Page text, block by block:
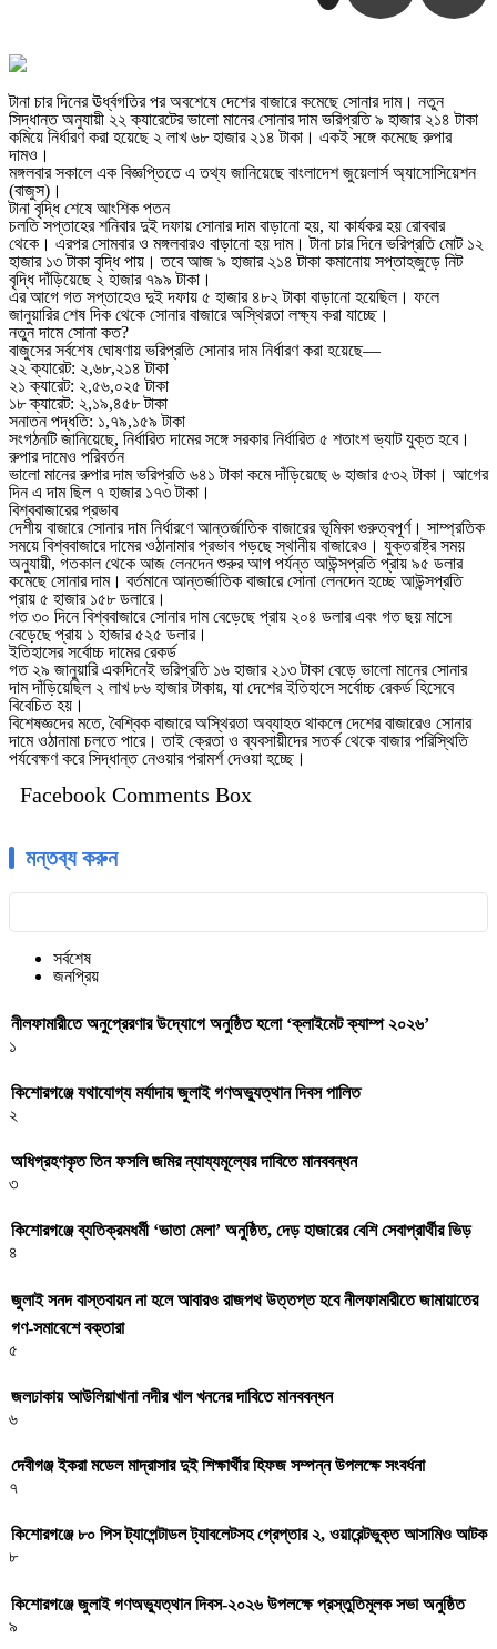
টানা চার দিনের ঊর্ধ্বগতির পর অবশেষে দেশের বাজারে কমেছে সোনার দাম। নতুন
সিদ্ধান্ত অনুযায়ী ২২ ক্যারেটের ভালো মানের সোনার দাম ভরিপ্রতি ৯ হাজার ২১৪ টাকা
কমিয়ে নির্ধারণ করা হয়েছে ২ লাখ ৬৮ হাজার ২১৪ টাকা। একই সঙ্গে কমেছে রুপার
দামও।
মঙ্গলবার সকালে এক বিজ্ঞপ্তিতে এ তথ্য জানিয়েছে বাংলাদেশ জুয়েলার্স অ্যাসোসিয়েশন
(বাজুস)।
টানা বৃদ্ধি শেষে আংশিক পতন
চলতি সপ্তাহের শনিবার দুই দফায় সোনার দাম বাড়ানো হয়, যা কার্যকর হয় রোববার
থেকে। এরপর সোমবার ও মঙ্গলবারও বাড়ানো হয় দাম। টানা চার দিনে ভরিপ্রতি মোট ১২
হাজার ১৩ টাকা বৃদ্ধি পায়। তবে আজ ৯ হাজার ২১৪ টাকা কমানোয় সপ্তাহজুড়ে নিট
বৃদ্ধি দাঁড়িয়েছে ২ হাজার ৭৯৯ টাকা।
এর আগে গত সপ্তাহেও দুই দফায় ৫ হাজার ৪৮২ টাকা বাড়ানো হয়েছিল। ফলে
জানুয়ারির শেষ দিক থেকে সোনার বাজারে অস্থিরতা লক্ষ্য করা যাচ্ছে।
নতুন দামে সোনা কত?
বাজুসের সর্বশেষ ঘোষণায় ভরিপ্রতি সোনার দাম নির্ধারণ করা হয়েছে—
২২ ক্যারেট: ২,৬৮,২১৪ টাকা
২১ ক্যারেট: ২,৫৬,০২৫ টাকা
১৮ ক্যারেট: ২,১৯,৪৫৮ টাকা
সনাতন পদ্ধতি: ১,৭৯,১৫৯ টাকা
সংগঠনটি জানিয়েছে, নির্ধারিত দামের সঙ্গে সরকার নির্ধারিত ৫ শতাংশ ভ্যাট যুক্ত হবে।
রুপার দামেও পরিবর্তন
ভালো মানের রুপার দাম ভরিপ্রতি ৬৪১ টাকা কমে দাঁড়িয়েছে ৬ হাজার ৫৩২ টাকা। আগের
দিন এ দাম ছিল ৭ হাজার ১৭৩ টাকা।
বিশ্ববাজারের প্রভাব
দেশীয় বাজারে সোনার দাম নির্ধারণে আন্তর্জাতিক বাজারের ভূমিকা গুরুত্বপূর্ণ। সাম্প্রতিক
সময়ে বিশ্ববাজারে দামের ওঠানামার প্রভাব পড়ছে স্থানীয় বাজারেও। যুক্তরাষ্ট্র সময়
অনুযায়ী, গতকাল থেকে আজ লেনদেন শুরুর আগ পর্যন্ত আউন্সপ্রতি প্রায় ৯৫ ডলার
কমেছে সোনার দাম। বর্তমানে আন্তর্জাতিক বাজারে সোনা লেনদেন হচ্ছে আউন্সপ্রতি
প্রায় ৫ হাজার ১৫৮ ডলারে।
গত ৩০ দিনে বিশ্ববাজারে সোনার দাম বেড়েছে প্রায় ২০৪ ডলার এবং গত ছয় মাসে
বেড়েছে প্রায় ১ হাজার ৫২৫ ডলার।
ইতিহাসের সর্বোচ্চ দামের রেকর্ড
গত ২৯ জানুয়ারি একদিনেই ভরিপ্রতি ১৬ হাজার ২১৩ টাকা বেড়ে ভালো মানের সোনার
দাম দাঁড়িয়েছিল ২ লাখ ৮৬ হাজার টাকায়, যা দেশের ইতিহাসে সর্বোচ্চ রেকর্ড হিসেবে
বিবেচিত হয়।
বিশেষজ্ঞদের মতে, বৈশ্বিক বাজারে অস্থিরতা অব্যাহত থাকলে দেশের বাজারেও সোনার
দামে ওঠানামা চলতে পারে। তাই ক্রেতা ও ব্যবসায়ীদের সতর্ক থেকে বাজার পরিস্থিতি
পর্যবেক্ষণ করে সিদ্ধান্ত নেওয়ার পরামর্শ দেওয়া হচ্ছে।
Facebook Comments Box
মন্তব্য করুন
সর্বশেষ
জনপ্রিয়
নীলফামারীতে অনুপ্রেরণার উদ্যোগে অনুষ্ঠিত হলো ‘ক্লাইমেট ক্যাম্প ২০২৬’
১
কিশোরগঞ্জে যথাযোগ্য মর্যাদায় জুলাই গণঅভ্যুত্থান দিবস পালিত
২
অধিগ্রহণকৃত তিন ফসলি জমির ন্যায্যমূল্যের দাবিতে মানববন্ধন
৩
কিশোরগঞ্জে ব্যতিক্রমধর্মী ‘ভাতা মেলা’ অনুষ্ঠিত, দেড় হাজারের বেশি সেবাপ্রার্থীর ভিড়
৪
জুলাই সনদ বাস্তবায়ন না হলে আবারও রাজপথ উত্তপ্ত হবে নীলফামারীতে জামায়াতের
গণ-সমাবেশে বক্তারা
৫
জলঢাকায় আউলিয়াখানা নদীর খাল খননের দাবিতে মানববন্ধন
৬
দেবীগঞ্জ ইকরা মডেল মাদ্রাসার দুই শিক্ষার্থীর হিফজ সম্পন্ন উপলক্ষে সংবর্ধনা
৭
কিশোরগঞ্জে ৮০ পিস ট্যাপেন্টাডল ট্যাবলেটসহ গ্রেপ্তার ২, ওয়ারেন্টভুক্ত আসামিও আটক
৮
কিশোরগঞ্জে জুলাই গণঅভ্যুত্থান দিবস-২০২৬ উপলক্ষে প্রস্তুতিমূলক সভা অনুষ্ঠিত
৯